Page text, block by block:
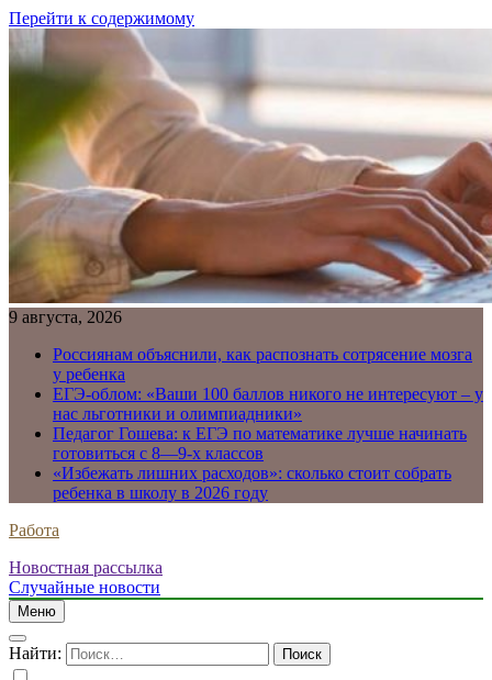
Перейти к содержимому
9 августа, 2026
Россиянам объяснили, как распознать сотрясение мозга
у ребенка
ЕГЭ-облом: «Ваши 100 баллов никого не интересуют – у
нас льготники и олимпиадники»
Педагог Гошева: к ЕГЭ по математике лучше начинать
готовиться с 8—9-х классов
«Избежать лишних расходов»: сколько стоит собрать
ребенка в школу в 2026 году
Работа
Новостная рассылка
Случайные новости
Меню
Найти: